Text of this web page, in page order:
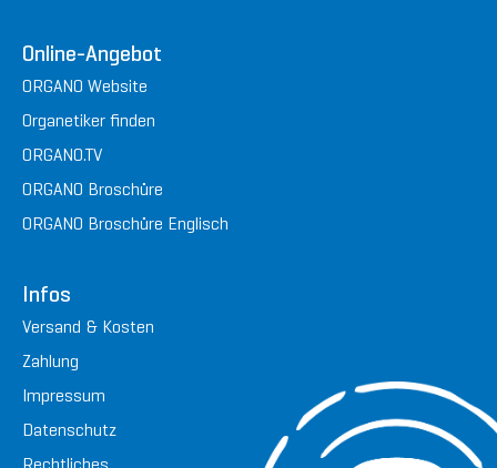
Online-Angebot
ORGANO Website
Organetiker finden
ORGANO.TV
ORGANO Broschüre
ORGANO Broschüre Englisch
Infos
Versand & Kosten
Zahlung
Impressum
Datenschutz